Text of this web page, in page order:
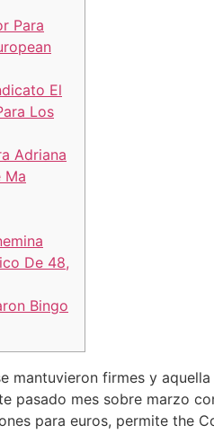
Para
El
Los
Adriana
Ma
De 48,
Bingo
mantuvieron firmes y
pasado mes sobre marzo
para euros, permite the